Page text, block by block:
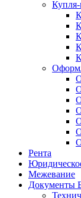
Рента
Межевание
Документы